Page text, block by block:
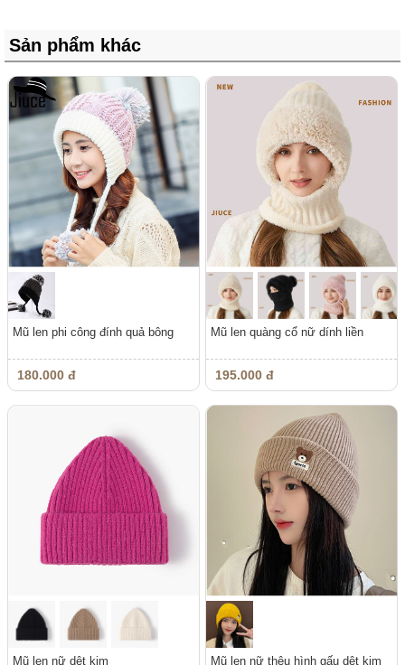
Sản phẩm khác
Mũ len phi công đính quả bông
180.000 đ
Mũ len quàng cổ nữ dính liền
195.000 đ
Mũ len nữ dệt kim Mũ len nữ thêu hình gấu dệt kim